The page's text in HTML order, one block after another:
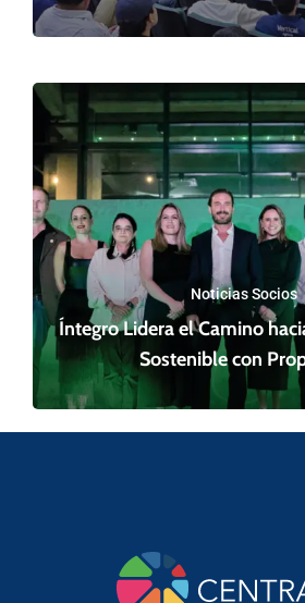
Noticias Socios
Íntegro Lidera el Camino
Sostenible con